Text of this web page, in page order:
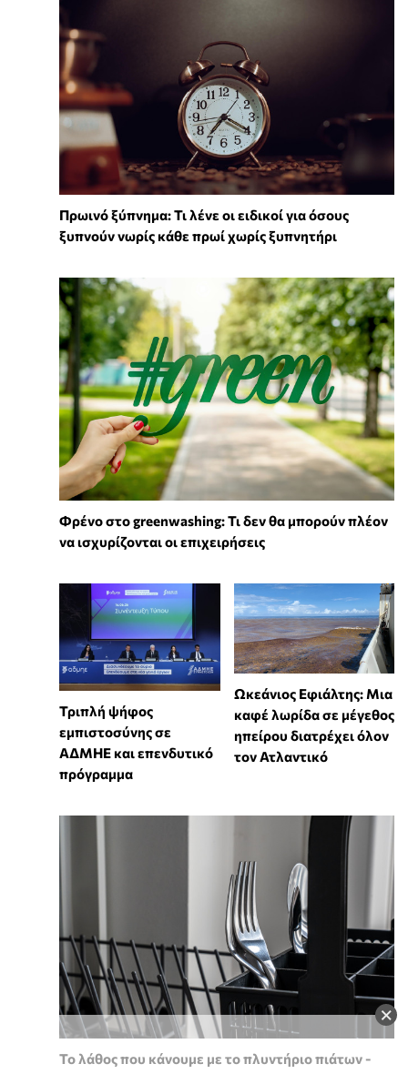
×
Πρωινό ξύπνημα: Τι λένε οι ειδικοί για όσους
ξυπνούν νωρίς κάθε πρωί χωρίς ξυπνητήρι
Φρένο στο greenwashing: Τι δεν θα μπορούν πλέον
να ισχυρίζονται οι επιχειρήσεις
Τριπλή ψήφος
εμπιστοσύνης σε
ΑΔΜΗΕ και επενδυτικό
πρόγραμμα
Ωκεάνιος Εφιάλτης: Μια
καφέ λωρίδα σε μέγεθος
ηπείρου διατρέχει όλον
τον Ατλαντικό
Το λάθος που κάνουμε με το πλυντήριο πιάτων -